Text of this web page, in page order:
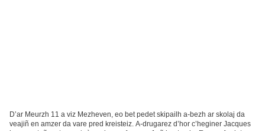
D’ar Meurzh 11 a viz Mezheven, eo bet pedet skipailh a-bezh ar skolaj da
veajiñ en amzer da vare pred kreisteiz. A-drugarez d’hor c’heginer Jacques